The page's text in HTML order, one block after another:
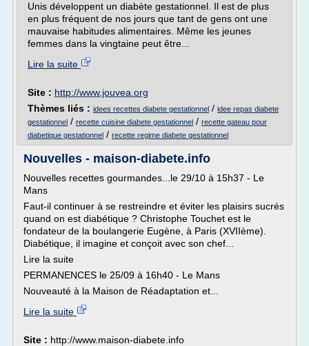
Unis développent un diabète gestationnel. Il est de plus
en plus fréquent de nos jours que tant de gens ont une
mauvaise habitudes alimentaires. Même les jeunes
femmes dans la vingtaine peut être...
Lire la suite
Site : http://www.jouvea.org
Thèmes liés : idees recettes diabete gestationnel / idee repas diabete
gestationnel / recette cuisine diabete gestationnel / recette gateau pour
diabetique gestationnel / recette regime diabete gestationnel
Nouvelles - maison-diabete.info
Nouvelles recettes gourmandes...le 29/10 à 15h37 - Le
Mans
Faut-il continuer à se restreindre et éviter les plaisirs sucrés
quand on est diabétique ? Christophe Touchet est le
fondateur de la boulangerie Eugène, à Paris (XVIIème).
Diabétique, il imagine et conçoit avec son chef...
Lire la suite
PERMANENCES le 25/09 à 16h40 - Le Mans
Nouveauté à la Maison de Réadaptation et...
Lire la suite
Site : http://www.maison-diabete.info